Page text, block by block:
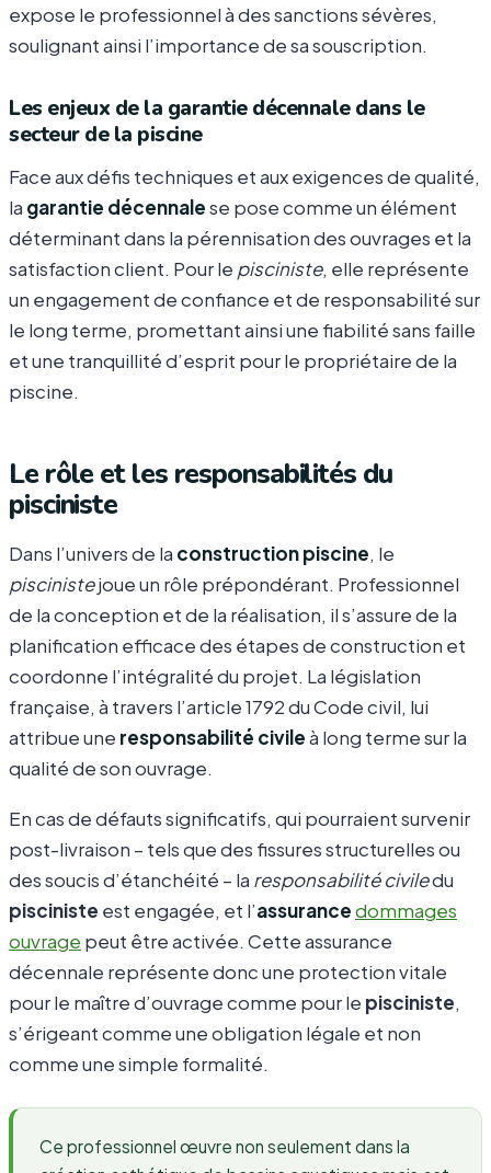
expose le professionnel à des sanctions sévères,
soulignant ainsi l’importance de sa souscription.
Les enjeux de la garantie décennale dans le
secteur de la piscine
Face aux défis techniques et aux exigences de qualité,
la garantie décennalese pose comme un élément
déterminant dans la pérennisation des ouvrages et la
satisfaction client. Pour le pisciniste, elle représente
un engagement de confiance et de responsabilité sur
le long terme, promettant ainsi une fiabilité sans faille
et une tranquillité d’esprit pour le propriétaire de la
piscine.
Le rôle et les responsabilités du
pisciniste
Dans l’univers de la construction piscine, le
piscinistejoue un rôle prépondérant. Professionnel
de la conception et de la réalisation, il s’assure de la
planification efficace des étapes de construction et
coordonne l’intégralité du projet. La législation
française, à travers l’article 1792 du Code civil, lui
attribue une responsabilité civileà long terme sur la
qualité de son ouvrage.
En cas de défauts significatifs, qui pourraient survenir
post-livraison – tels que des fissures structurelles ou
des soucis d’étanchéité – la responsabilité civiledu
pisciniste est engagée, et l’assurancedommages
ouvrage peut être activée. Cette assurance
décennale représente donc une protection vitale
pour le maître d’ouvrage comme pour le pisciniste,
s’érigeant comme une obligation légale et non
comme une simple formalité.
Ce professionnel œuvre non seulement dans la